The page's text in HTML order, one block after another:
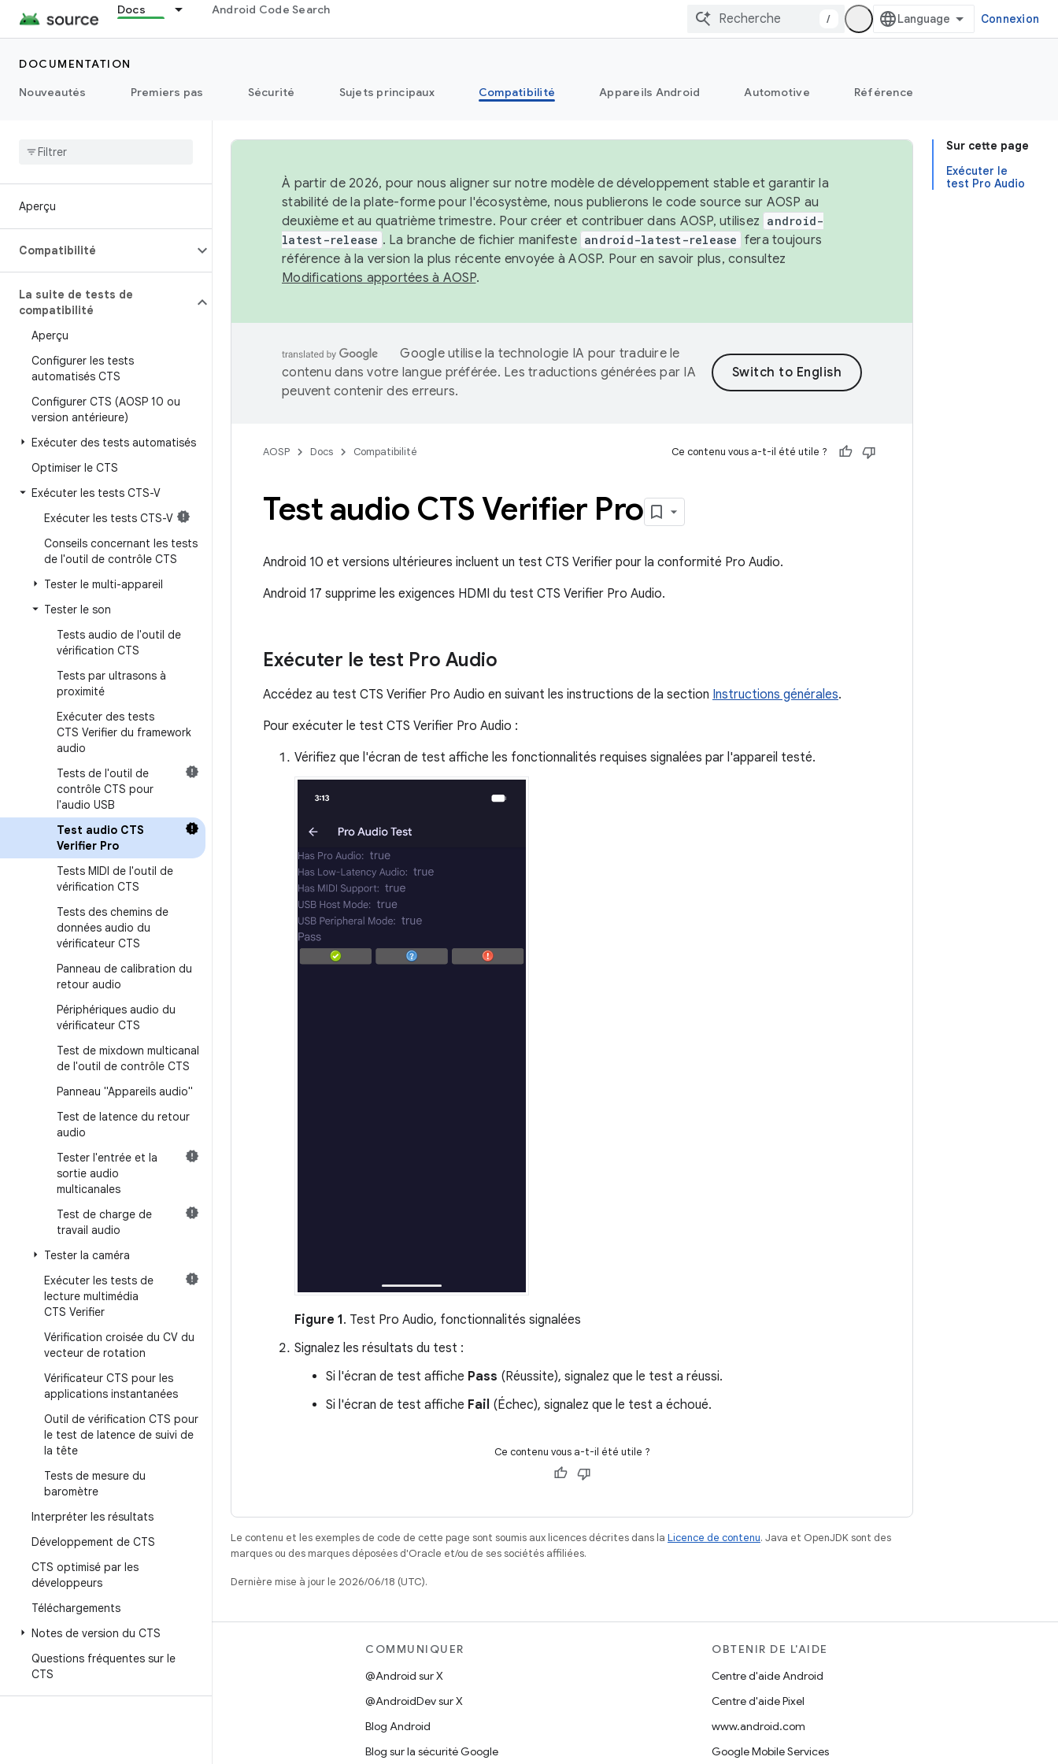
Docs Android Code Search
/ Connexion
DOCUMENTATION
Nouveautés
Premiers pas Sécurité Sujets principaux Compatibilité Appareils Android Automotive Référence
Aperçu
Compatibilité
La suite de tests de
compatibilité
Aperçu
Configurer les tests
automatisés CTS
Configurer CTS (AOSP 10 ou
version antérieure)
Exécuter des tests automatisés
Optimiser le CTS
Exécuter les tests CTS-V
Exécuter les tests CTS-V
Conseils concernant les tests
de l'outil de contrôle CTS
Tester le multi-appareil
Tester le son
Tests audio de l'outil de
vérification CTS
Tests par ultrasons à
proximité
Exécuter des tests
CTS Verifier du framework
audio
Tests de l'outil de
contrôle CTS pour
l'audio USB
Test audio CTS
Verifier Pro
Tests MIDI de l'outil de
vérification CTS
Tests des chemins de
données audio du
vérificateur CTS
Panneau de calibration du
retour audio
Périphériques audio du
vérificateur CTS
Test de mixdown multicanal
de l'outil de contrôle CTS
Panneau "Appareils audio"
Test de latence du retour
audio
Tester l'entrée et la
sortie audio
multicanales
Test de charge de
travail audio
Tester la caméra
Exécuter les tests de
lecture multimédia
CTS Verifier
Vérification croisée du CV du
vecteur de rotation
Vérificateur CTS pour les
applications instantanées
Outil de vérification CTS pour
le test de latence de suivi de
la tête
Tests de mesure du
baromètre
Interpréter les résultats
Développement de CTS
CTS optimisé par les
développeurs
Téléchargements
Notes de version du CTS
Questions fréquentes sur le
CTS
Sur cette page
Exécuter le
test Pro Audio
À partir de 2026, pour nous aligner sur notre modèle de développement stable et garantir la
stabilité de la plate-forme pour l'écosystème, nous publierons le code source sur AOSP au
deuxième et au quatrième trimestre. Pour créer et contribuer dans AOSP, utilisez android-
latest-release . La branche de fichier manifeste android-latest-release fera toujours
référence à la version la plus récente envoyée à AOSP. Pour en savoir plus, consultez
Modifications apportées à AOSP.
Google utilise la technologie IA pour traduire le
contenu dans votre langue préférée. Les traductions générées par IA
peuvent contenir des erreurs.
AOSP Docs Compatibilité Ce contenu vous a-t-il été utile ?
Test audio CTS Verifier Pro
Android 10 et versions ultérieures incluent un test CTS Verifier pour la conformité Pro Audio.
Android 17 supprime les exigences HDMI du test CTS Verifier Pro Audio.
Exécuter le test Pro Audio
Accédez au test CTS Verifier Pro Audio en suivant les instructions de la section Instructions générales.
Pour exécuter le test CTS Verifier Pro Audio :
Vérifiez que l'écran de test affiche les fonctionnalités requises signalées par l'appareil testé.
Figure 1. Test Pro Audio, fonctionnalités signalées
Signalez les résultats du test :
Si l'écran de test affiche Pass (Réussite), signalez que le test a réussi.
Si l'écran de test affiche Fail (Échec), signalez que le test a échoué.
Ce contenu vous a-t-il été utile ?
Le contenu et les exemples de code de cette page sont soumis aux licences décrites dans la Licence de contenu. Java et OpenJDK sont des
marques ou des marques déposées d'Oracle et/ou de ses sociétés affiliées.
Dernière mise à jour le 2026/06/18 (UTC).
Référentiel Android
Exigences
COMMUNIQUER
@Android sur X
@AndroidDev sur X
Blog Android
Blog sur la sécurité Google
OBTENIR DE L'AIDE
Centre d'aide Android
Centre d'aide Pixel
www.android.com
Google Mobile Services